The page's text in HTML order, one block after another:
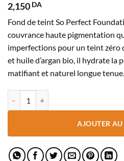
2,150 DA
Fond de teint So Perfect
couvrance haute pigmentation
imperfections pour un teint zéro
et huile d’argan bio, il hydrate la
matifiant et naturel longue tenue.
AJOUTER